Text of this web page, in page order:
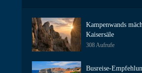
Kampenwands
Kaisersäle
308 Aufrufe
Busreise-